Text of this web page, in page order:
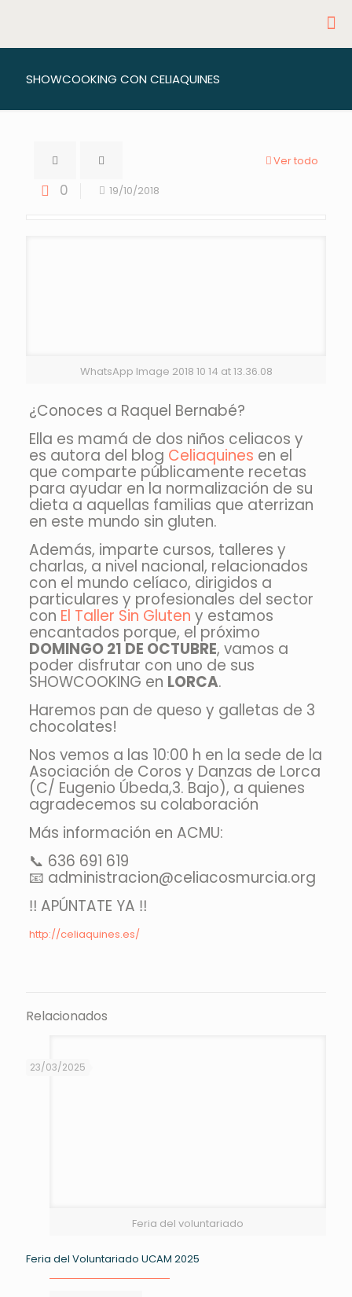
SHOWCOOKING CON CELIAQUINES
Ver todo
0 19/10/2018
WhatsApp Image 2018 10 14 at 13.36.08
¿Conoces a Raquel Bernabé?
Ella es mamá de dos niños celiacos y
es autora del blog Celiaquines en el
que comparte públicamente recetas
para ayudar en la normalización de su
dieta a aquellas familias que aterrizan
en este mundo sin gluten.
Además, imparte cursos, talleres y
charlas, a nivel nacional, relacionados
con el mundo celíaco, dirigidos a
particulares y profesionales del sector
con El Taller Sin Gluten y estamos
encantados porque, el próximo
DOMINGO 21 DE OCTUBRE, vamos a
poder disfrutar con uno de sus
SHOWCOOKING en LORCA.
Haremos pan de queso y galletas de 3
chocolates!
Nos vemos a las 10:00 h en la sede de la
Asociación de Coros y Danzas de Lorca
(C/ Eugenio Úbeda,3. Bajo), a quienes
agradecemos su colaboración
Más información en ACMU:
📞 636 691 619
📧 administracion@celiacosmurcia.org
‼️ APÚNTATE YA ‼️
http://celiaquines.es/
Relacionados
Feria del voluntariado
23/03/2025
Feria del Voluntariado UCAM 2025